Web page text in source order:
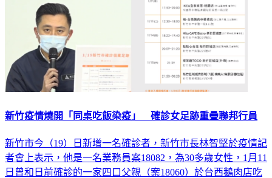
新竹疫情燒開「同桌吃飯染疫」 確診女足跡重疊聯邦行員
新竹市今（19）日新增一名確診者，新竹市長林智堅於疫情記
者會上表示，他是一名業務員案18082，為30多歲女性，1月11
日曾和日前確診的一家四口父親（案18060）於台西鵝肉店吃